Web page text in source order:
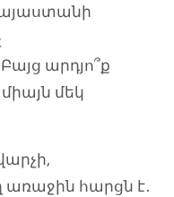
արդյո՞ք
մեկ
հարցն է․